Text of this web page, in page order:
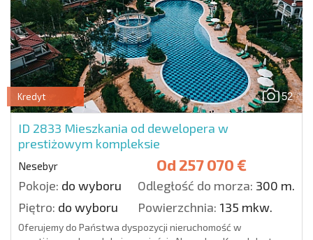
52
Kredyt
ID 2833 Mieszkania od dewelopera w
prestiżowym kompleksie
Nesebyr Od 257 070 €
Pokoje: do wyboru Odległość do morza: 300 m.
Piętro: do wyboru Powierzchnia: 135 mkw.
Oferujemy do Państwa dyspozycji nieruchomość w